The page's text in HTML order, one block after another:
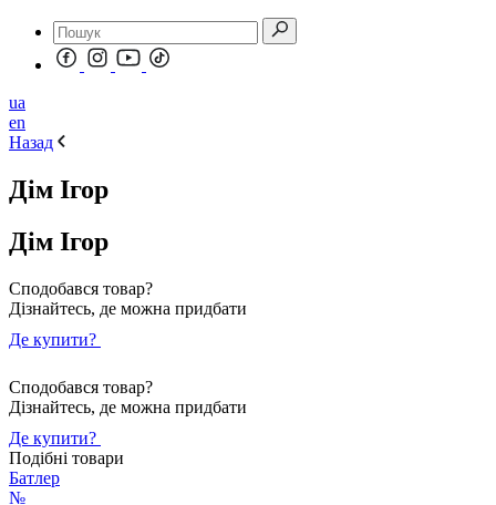
ua
en
Назад
Дім Ігор
Дім Ігор
Сподобався товар?
Дізнайтесь, де можна придбати
Де купити?
Сподобався товар?
Дізнайтесь, де можна придбати
Де купити?
Подібні товари
Батлер
№